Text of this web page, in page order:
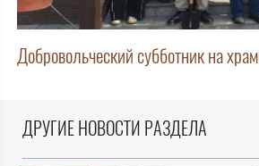
Добровольческий субботник на
ДРУГИЕ НОВОСТИ РАЗДЕЛА